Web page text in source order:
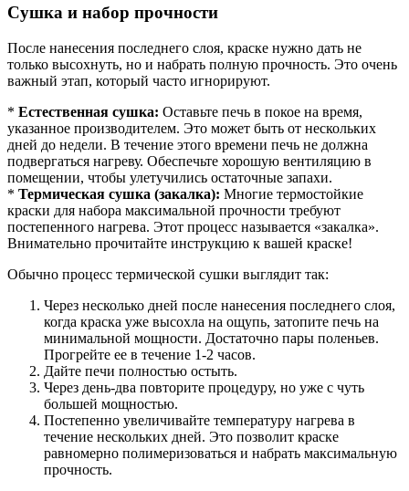
Сушка и набор прочности
После нанесения последнего слоя, краске нужно дать не
только высохнуть, но и набрать полную прочность. Это очень
важный этап, который часто игнорируют.
* Естественная сушка: Оставьте печь в покое на время,
указанное производителем. Это может быть от нескольких
дней до недели. В течение этого времени печь не должна
подвергаться нагреву. Обеспечьте хорошую вентиляцию в
помещении, чтобы улетучились остаточные запахи.
* Термическая сушка (закалка): Многие термостойкие
краски для набора максимальной прочности требуют
постепенного нагрева. Этот процесс называется «закалка».
Внимательно прочитайте инструкцию к вашей краске!
Обычно процесс термической сушки выглядит так:
Через несколько дней после нанесения последнего слоя,
когда краска уже высохла на ощупь, затопите печь на
минимальной мощности. Достаточно пары поленьев.
Прогрейте ее в течение 1-2 часов.
Дайте печи полностью остыть.
Через день-два повторите процедуру, но уже с чуть
большей мощностью.
Постепенно увеличивайте температуру нагрева в
течение нескольких дней. Это позволит краске
равномерно полимеризоваться и набрать максимальную
прочность.